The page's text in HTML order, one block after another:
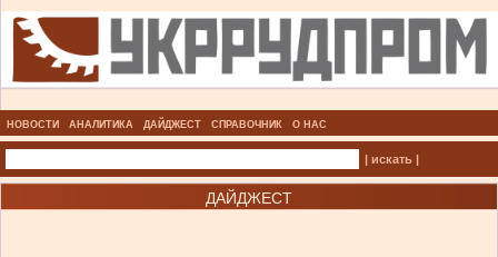
НОВОСТИ АНАЛИТИКА ДАЙДЖЕСТ СПРАВОЧНИК О НАС
| искать |
ДАЙДЖЕСТ